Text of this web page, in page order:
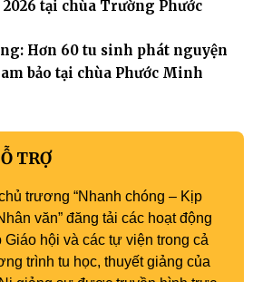
2026 tại chùa Trường Phước
Hơn 60 tu sinh phát nguyện
bảo tại chùa Phước Minh
TRỢ
trương “Nhanh chóng – Kịp
văn” đăng tải các hoạt động
Giáo hội và các tự viện trong cả
trình tu học, thuyết giảng của